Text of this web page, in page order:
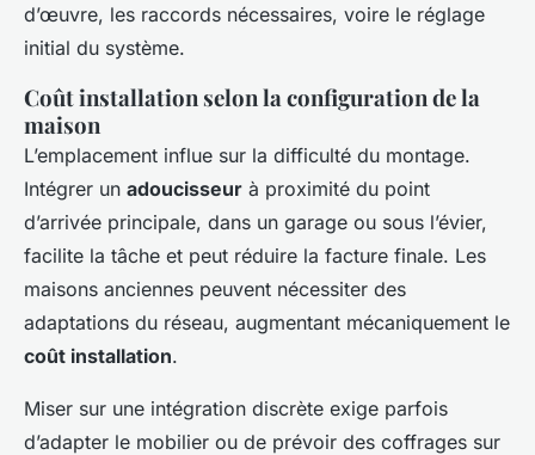
d’œuvre, les raccords nécessaires, voire le réglage
initial du système.
Coût installation selon la configuration de la
maison
L’emplacement influe sur la difficulté du montage.
Intégrer un adoucisseur à proximité du point
d’arrivée principale, dans un garage ou sous l’évier,
facilite la tâche et peut réduire la facture finale. Les
maisons anciennes peuvent nécessiter des
adaptations du réseau, augmentant mécaniquement le
coût installation.
Miser sur une intégration discrète exige parfois
d’adapter le mobilier ou de prévoir des coffrages sur